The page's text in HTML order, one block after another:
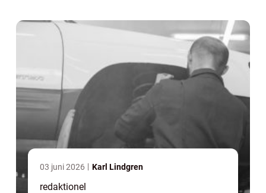
03 juni 2026 Karl Lindgren
redaktionel